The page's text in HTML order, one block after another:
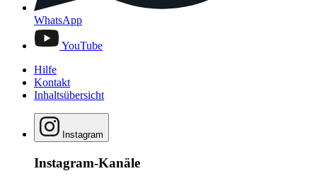
WhatsApp
YouTube
Hilfe
Kontakt
Inhaltsübersicht
Instagram
Instagram-Kanäle